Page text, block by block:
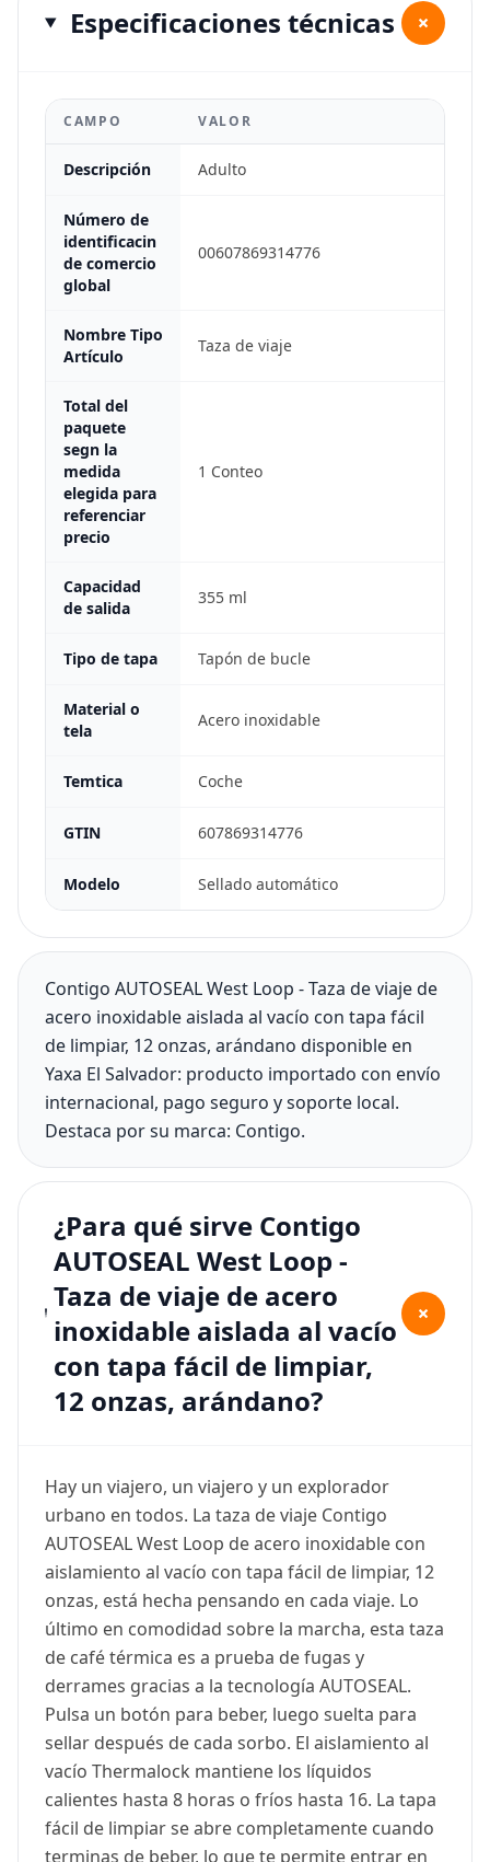
Especificaciones técnicas +
CAMPO VALOR
Descripción Adulto
Número de
identificacin
de comercio
global
00607869314776
Nombre Tipo
Artículo
Taza de viaje
Total del
paquete
segn la
medida
elegida para
referenciar
precio
1 Conteo
Capacidad
de salida
355 ml
Tipo de tapa Tapón de bucle
Material o
tela
Acero inoxidable
Temtica Coche
GTIN 607869314776
Modelo Sellado automático
Contigo AUTOSEAL West Loop - Taza de viaje de
acero inoxidable aislada al vacío con tapa fácil
de limpiar, 12 onzas, arándano disponible en
Yaxa El Salvador: producto importado con envío
internacional, pago seguro y soporte local.
Destaca por su marca: Contigo.
¿Para qué sirve Contigo
AUTOSEAL West Loop -
Taza de viaje de acero
inoxidable aislada al vacío
con tapa fácil de limpiar,
12 onzas, arándano?
+
Hay un viajero, un viajero y un explorador
urbano en todos. La taza de viaje Contigo
AUTOSEAL West Loop de acero inoxidable con
aislamiento al vacío con tapa fácil de limpiar, 12
onzas, está hecha pensando en cada viaje. Lo
último en comodidad sobre la marcha, esta taza
de café térmica es a prueba de fugas y
derrames gracias a la tecnología AUTOSEAL.
Pulsa un botón para beber, luego suelta para
sellar después de cada sorbo. El aislamiento al
vacío Thermalock mantiene los líquidos
calientes hasta 8 horas o fríos hasta 16. La tapa
fácil de limpiar se abre completamente cuando
terminas de beber, lo que te permite entrar en